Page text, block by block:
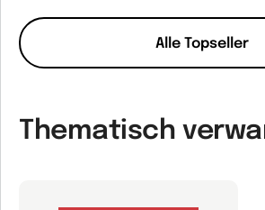
Alle Topseller
Thematisch